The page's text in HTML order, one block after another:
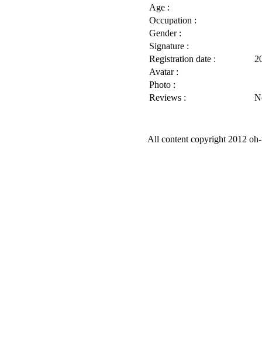
Age :
Occupation :
Gender :
Signature :
Registration date :
Avatar :
Photo :
Reviews :
All content copyright 2012